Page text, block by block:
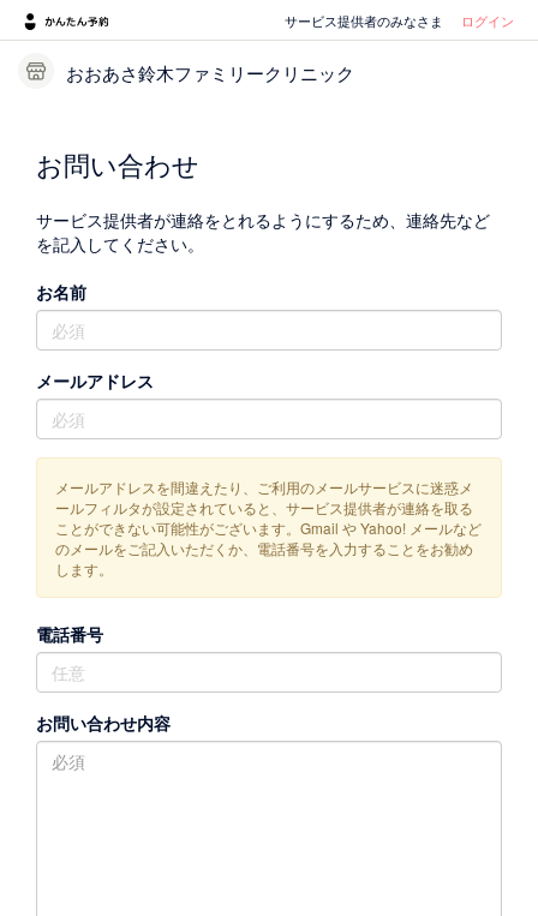
サービス提供者のみなさま ログイン
おおあさ鈴木ファミリークリニック
お問い合わせ
サービス提供者が連絡をとれるようにするため、連絡先など
を記入してください。
お名前
メールアドレス
メールアドレスを間違えたり、ご利用のメールサービスに迷惑メ
ールフィルタが設定されていると、サービス提供者が連絡を取る
ことができない可能性がございます。Gmail や Yahoo! メールなど
のメールをご記入いただくか、電話番号を入力することをお勧め
します。
電話番号
お問い合わせ内容